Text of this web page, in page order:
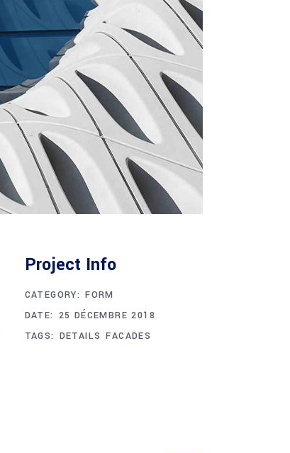
Project Info
CATEGORY: FORM
DATE: 25 DÉCEMBRE 2018
TAGS: DETAILS FACADES